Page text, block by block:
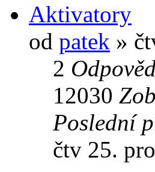
Aktivatory
od patek »
2
12030
Poslední
čtv 25.